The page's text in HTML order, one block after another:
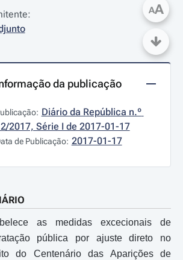
da publicação
Diário da República n.º
2017, Série I de 2017-01-17
de Publicação: 2017-01-17
as medidas excecionais de
pública por ajuste direto no
do Centenário das Aparições de
AA